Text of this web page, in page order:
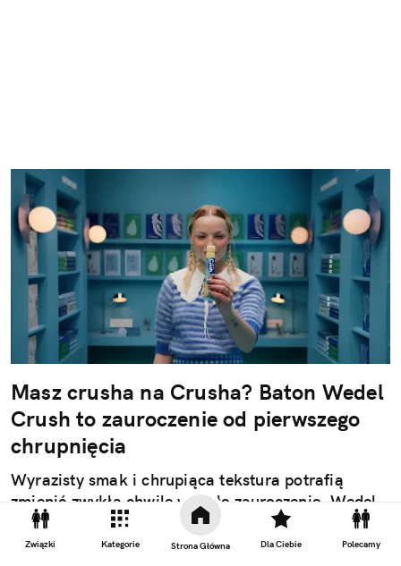
Związki Kategorie Strona Główna Dla Ciebie Polecamy
Masz crusha na Crusha? Baton Wedel
Crush to zauroczenie od pierwszego
chrupnięcia
Wyrazisty smak i chrupiąca tekstura potrafią
zmienić zwykłą chwilę w małe zauroczenie. Wedel
Crush od marki E.Wedel to nowość w portfolio,
które otwiera nową kategorię batonów